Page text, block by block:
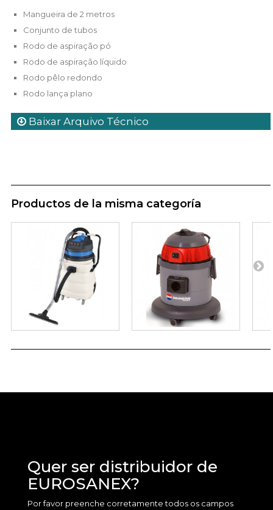
Mangueira de 2 metros
Conjunto de tubos
Rodo de aspiração pó
Rodo de aspiração líquido
Rodo pêlo redondo
Rodo lança plano
Baixar Arquivo Técnico
Productos de la misma categoría
Quer ser distribuidor de
EUROSANEX?
Por favor preenche corretamente todos os campos